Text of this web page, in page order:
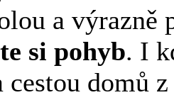
a výrazně
si pohyb. I
cestou domů